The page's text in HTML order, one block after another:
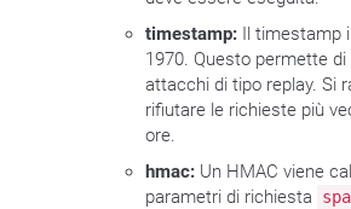
timestamp: Il timestamp
1970. Questo permette
attacchi di tipo replay. Si
rifiutare le richieste più
ore.
hmac: Un HMAC viene
parametri di richiesta